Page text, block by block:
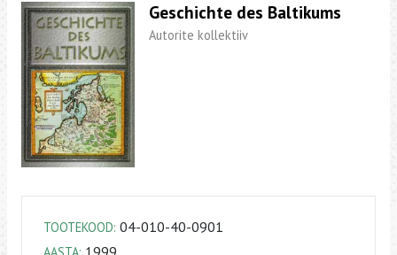
Geschichte des Baltikums
Autorite kollektiiv
TOOTEKOOD: 04-010-40-0901
1999